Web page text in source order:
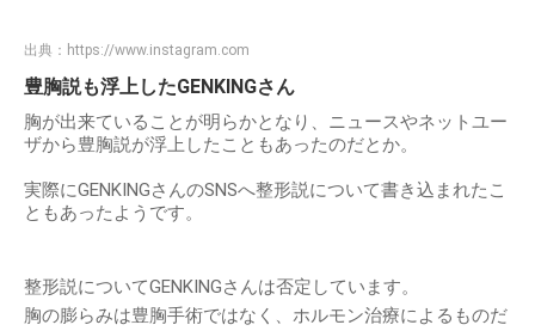
出典： https://www.instagram.com
豊胸説も浮上したGENKINGさん
胸が出来ていることが明らかとなり、ニュースやネットユー
ザから豊胸説が浮上したこともあったのだとか。
実際にGENKINGさんのSNSへ整形説について書き込まれたこ
ともあったようです。
整形説についてGENKINGさんは否定しています。
胸の膨らみは豊胸手術ではなく、ホルモン治療によるものだ